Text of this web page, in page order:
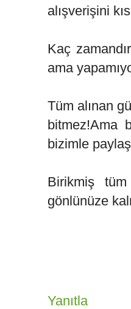
alışverişini
Kaç
ama
Tüm alınan
bitmez!Ama
bizimle
Birikmiş
gönlünüze
Yanıtla